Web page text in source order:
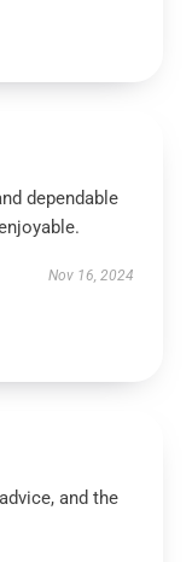
dependable
Nov 16, 2024
and the